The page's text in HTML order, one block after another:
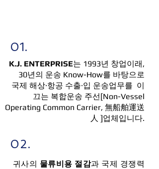
01.
K.J. ENTERPRISE는 1993년 창업이래,
30년의 운송 Know-How를 바탕으로
국제 해상·항공 수출·입 운송업무를 이
끄는 복합운송 주선[Non-Vessel
Operating Common Carrier, 無船舶運送
人 ]업체입니다.
02.
귀사의 물류비용 절감과 국제 경쟁력